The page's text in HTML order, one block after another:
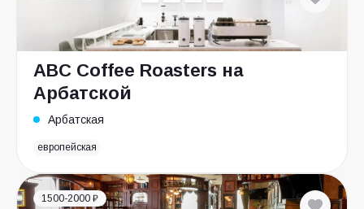
ABC Coffee Roasters на
Арбатской
Арбатская
европейская
1500-2000 ₽